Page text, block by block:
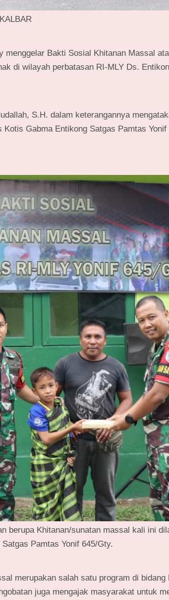
menggelar Bakti Sosial Khitanan Massal
di wilayah perbatasan RI-MLY Ds.
S.H. dalam keterangannya
Gabma Entikong Satgas Pamtas
berupa Khitanan/sunatan massal kali ini
Pamtas Yonif 645/Gty.
merupakan salah satu program di
juga mengajak masyarakat untuk